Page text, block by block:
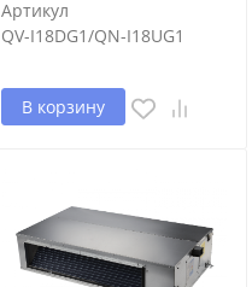
Артикул
QV-I18DG1/QN-I18UG1
В корзину